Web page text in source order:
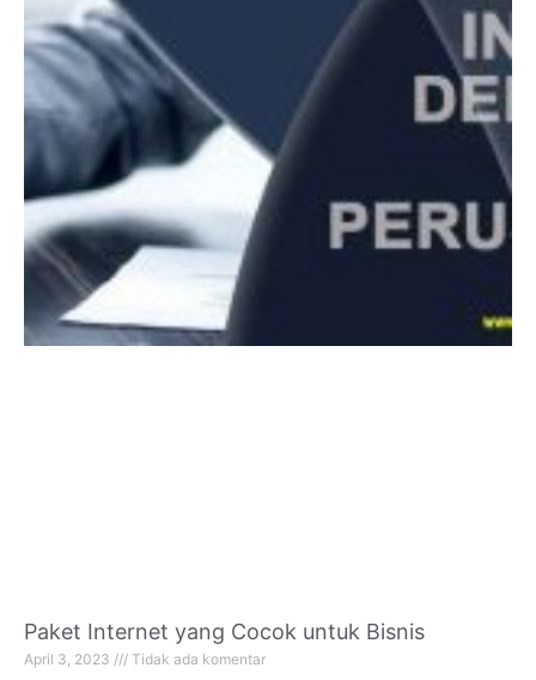
Paket Internet yang Cocok untuk Bisnis
April 3, 2023 Tidak ada komentar